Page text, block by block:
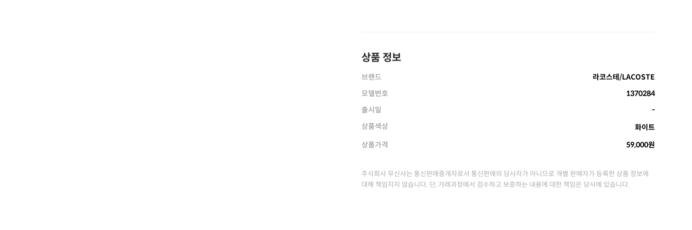
상품 정보
브랜드
라코스테/LACOSTE
모델번호
1370284
출시일
-
상품색상
화이트
상품가격
59,000원
주식회사 무신사는 통신판매중개자로서 통신판매의 당사자가 아니므로 개별 판매자가 등록한 상품 정보에
대해 책임지지 않습니다. 단, 거래과정에서 검수하고 보증하는 내용에 대한 책임은 당사에 있습니다.